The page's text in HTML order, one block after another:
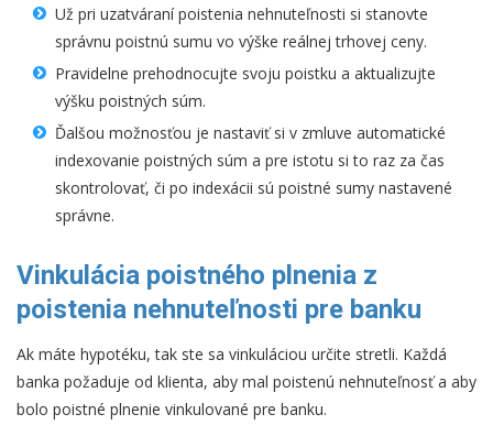
Už pri uzatváraní poistenia nehnuteľnosti si stanovte
správnu poistnú sumu vo výške reálnej trhovej ceny.
Pravidelne prehodnocujte svoju poistku a aktualizujte
výšku poistných súm.
Ďalšou možnosťou je nastaviť si v zmluve automatické
indexovanie poistných súm a pre istotu si to raz za čas
skontrolovať, či po indexácii sú poistné sumy nastavené
správne.
Vinkulácia poistného plnenia z
poistenia nehnuteľnosti pre banku
Ak máte hypotéku, tak ste sa vinkuláciou určite stretli. Každá
banka požaduje od klienta, aby mal poistenú nehnuteľnosť a aby
bolo poistné plnenie vinkulované pre banku.